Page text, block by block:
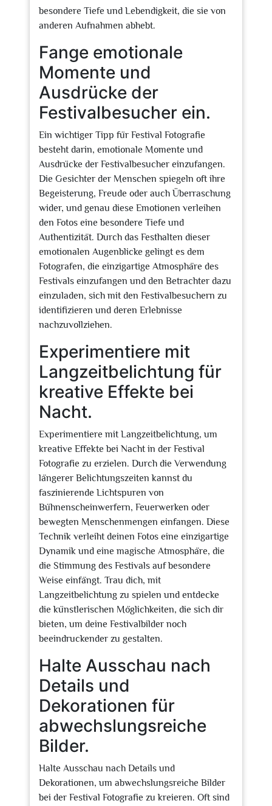
besondere Tiefe und Lebendigkeit, die sie von
anderen Aufnahmen abhebt.
Fange emotionale
Momente und
Ausdrücke der
Festivalbesucher ein.
Ein wichtiger Tipp für Festival Fotografie
besteht darin, emotionale Momente und
Ausdrücke der Festivalbesucher einzufangen.
Die Gesichter der Menschen spiegeln oft ihre
Begeisterung, Freude oder auch Überraschung
wider, und genau diese Emotionen verleihen
den Fotos eine besondere Tiefe und
Authentizität. Durch das Festhalten dieser
emotionalen Augenblicke gelingt es dem
Fotografen, die einzigartige Atmosphäre des
Festivals einzufangen und den Betrachter dazu
einzuladen, sich mit den Festivalbesuchern zu
identifizieren und deren Erlebnisse
nachzuvollziehen.
Experimentiere mit
Langzeitbelichtung für
kreative Effekte bei
Nacht.
Experimentiere mit Langzeitbelichtung, um
kreative Effekte bei Nacht in der Festival
Fotografie zu erzielen. Durch die Verwendung
längerer Belichtungszeiten kannst du
faszinierende Lichtspuren von
Bühnenscheinwerfern, Feuerwerken oder
bewegten Menschenmengen einfangen. Diese
Technik verleiht deinen Fotos eine einzigartige
Dynamik und eine magische Atmosphäre, die
die Stimmung des Festivals auf besondere
Weise einfängt. Trau dich, mit
Langzeitbelichtung zu spielen und entdecke
die künstlerischen Möglichkeiten, die sich dir
bieten, um deine Festivalbilder noch
beeindruckender zu gestalten.
Halte Ausschau nach
Details und
Dekorationen für
abwechslungsreiche
Bilder.
Halte Ausschau nach Details und
Dekorationen, um abwechslungsreiche Bilder
bei der Festival Fotografie zu kreieren. Oft sind